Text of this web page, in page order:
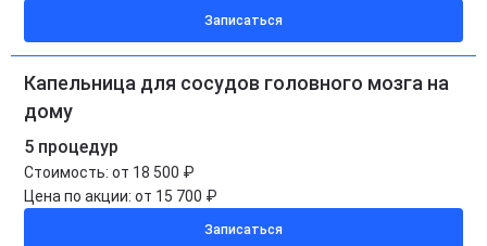
Записаться
Капельница для сосудов головного мозга на
дому
5 процедур
Стоимость: от 18 500 ₽
Цена по акции: от 15 700 ₽
Записаться